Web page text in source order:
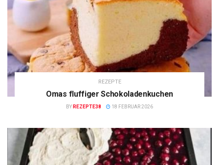
REZEPTE
Omas fluffiger Schokoladenkuchen
BY REZEPTE38 18 FEBRUAR 2026